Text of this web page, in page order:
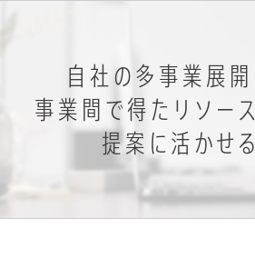
ECサイト制作
ブランディング
・印刷物デザイン